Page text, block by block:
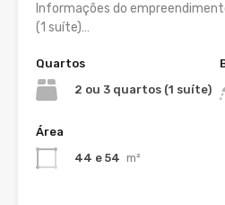
Informações do
(1 suíte)…
Quartos
2 ou 3 quartos (1 suíte)
Área
44 e 54 m²